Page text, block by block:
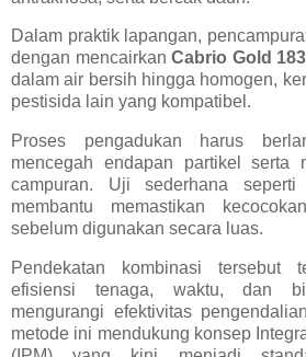
Dalam praktik lapangan,
dengan mencairkan Cabrio Gold
dalam air bersih hingga homogen,
pestisida lain yang kompatibel.
Proses pengadukan harus
mencegah endapan partikel serta
campuran. Uji sederhana
membantu memastikan
sebelum digunakan secara luas.
Pendekatan kombinasi tersebut
efisiensi tenaga, waktu, dan
mengurangi efektivitas
metode ini mendukung konsep